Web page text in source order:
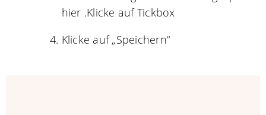
hier .Klicke auf Tickbox
Klicke auf „Speichern“